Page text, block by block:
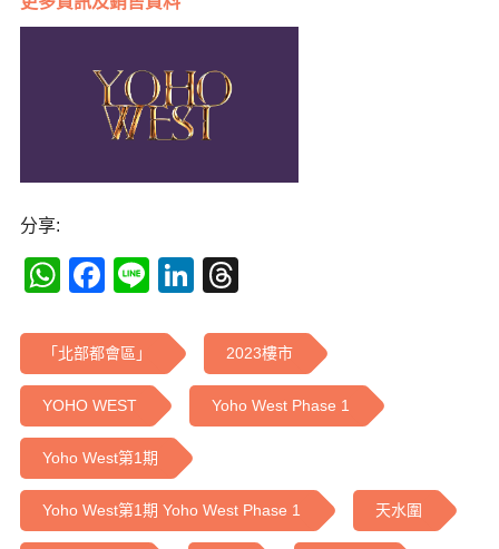
分享:
WhatsApp
Facebook
LineLinkedIn
「北部都會區」 2023樓市
YOHO WEST Yoho West Phase 1
Yoho West第1期
Yoho West第1期 Yoho West Phase 1 天水圍